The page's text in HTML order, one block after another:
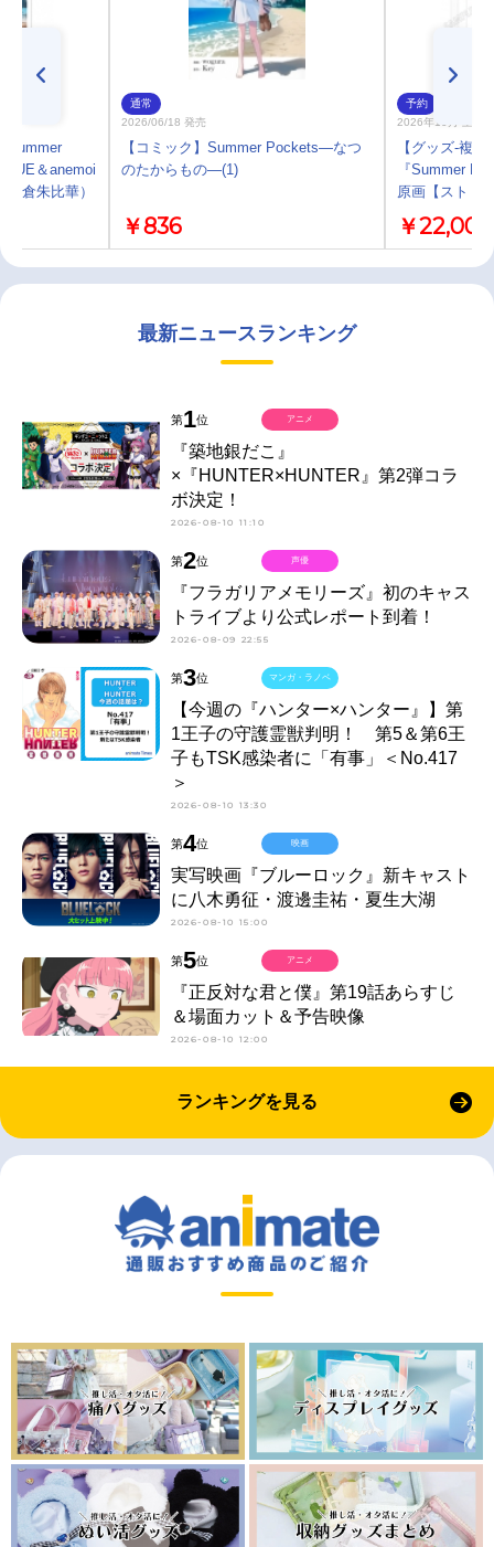
Summer
＆anemoi
倉朱比華）
通常
2026/06/18 発売
【コミック】Summer Pockets―なつ
のたからもの―(1)
￥836
予約
2026年10月 上旬
【グッズ-複
『Summer
原画【ストリ
￥22,000
最新ニュースランキング
第1位
『築地銀だこ』
×『HUNTER×HUNTER』第2弾コラ
ボ決定！
2026-08-10 11:10
アニメ
第2位
『フラガリアメモリーズ』初のキャス
トライブより公式レポート到着！
2026-08-09 22:55
声優
第3位
【今週の『ハンター×ハンター』】第
1王子の守護霊獣判明！ 第5＆第6王
子もTSK感染者に「有事」＜No.417
＞
2026-08-10 13:30
マンガ・ラノベ
第4位
実写映画『ブルーロック』新キャスト
に八木勇征・渡邊圭祐・夏生大湖
2026-08-10 15:00
映画
第5位
『正反対な君と僕』第19話あらすじ
＆場面カット＆予告映像
2026-08-10 12:00
アニメ
ランキングを見る